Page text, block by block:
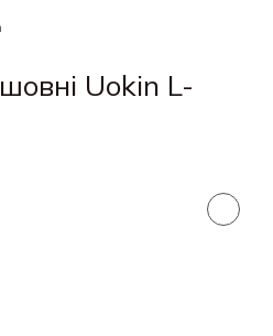
Uokin L-